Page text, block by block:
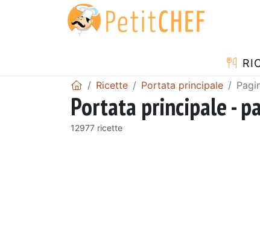
Ricette Portata principale
Portata principale -
12977 ricette